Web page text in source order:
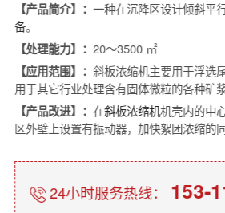
【产品简介】： 一种在沉降区设计倾斜平
备。
【处理能力】： 20～3500 ㎡
【应用范围】： 斜板浓缩机主要用于浮选
用于其它行业处理含有固体微粒的各种矿浆
【产品改进】： 在斜板浓缩机机壳内的中
区外壁上设置有振动器，加快絮团浓缩的
24小时服务热线： 153-